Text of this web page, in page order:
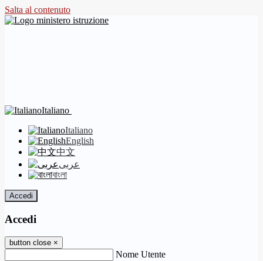
Salta al contenuto
Italiano
Italiano
English
中文
عربى
বাংলা
Accedi
Accedi
button close ×
Nome Utente